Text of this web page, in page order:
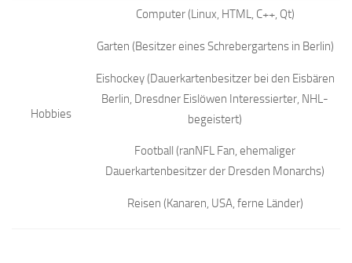
Hobbies
Computer (Linux, HTML, C++, Qt)
Garten (Besitzer eines Schrebergartens in Berlin)
Eishockey (Dauerkartenbesitzer bei den Eisbären
Berlin, Dresdner Eislöwen Interessierter, NHL-
begeistert)
Football (ranNFL Fan, ehemaliger
Dauerkartenbesitzer der Dresden Monarchs)
Reisen (Kanaren, USA, ferne Länder)